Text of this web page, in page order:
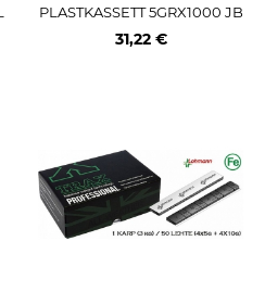
PLASTKASSETT 5GRX1000 JB
M
31,22 €